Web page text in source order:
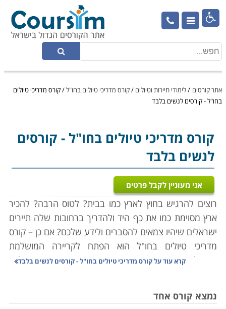

אתר קורסים /לימודי תיירות וטיולים /קורס מדריכי טיולים בחו"ל/קורס מדריכי טיולים
בחו"ל - קורסים לנשים בלבד
קורס מדריכי טיולים בחו"ל- קורסים
לנשים בלבד
אני מעוניין לקבל פרטים
רוצים להרגיש בחוץ לארץ כמו בבית? לטוס הרבה? להכיר
ארץ מסוימת כמו את כף היד ולהדריך ברחובות שלה תיירים
ישראלים שיהיו צמאים להסברים ולידע שלכם? אם כן – קורס
מדריכי טיולים בחו"ל הוא הפתח לקריירה המושלמת
בשבילכם. מדובר במקצוע מבוקש ויוקרתי המאפשר לכם
גבוהה, שהות ארוכה בחו"ל, סבלנות אין קץ לאנשים, עמידה
קרא עוד עלקורס מדריכי טיולים בחו"ל - קורסים לנשים בלבד
נמצא קורס אחד